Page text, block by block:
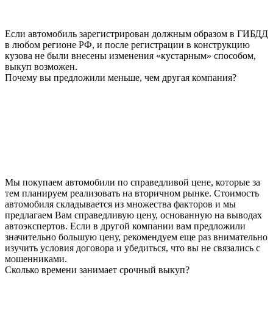
Если автомобиль зарегистрирован должным образом в ГИБДД
в любом регионе РФ, и после регистрации в конструкцию
кузова не были внесены изменения «кустарным» способом,
выкуп возможен.
Почему вы предложили меньше, чем другая компания?
Мы покупаем автомобили по справедливой цене, которые за
тем планируем реализовать на вторичном рынке. Стоимость
автомобиля складывается из множества факторов и мы
предлагаем Вам справедливую цену, основанную на выводах
автоэкспертов. Если в другой компании вам предложили
значительно большую цену, рекомендуем еще раз внимательно
изучить условия договора и убедиться, что вы не связались с
мошенниками.
Сколько времени занимает срочный выкуп?